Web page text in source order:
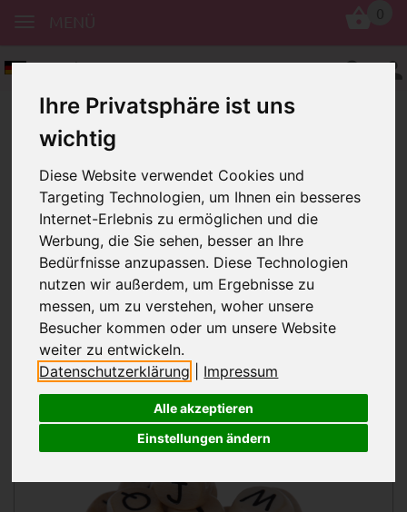
Ihre Privatsphäre ist uns
wichtig
Diese Website verwendet Cookies und
Targeting Technologien, um Ihnen ein besseres
Internet-Erlebnis zu ermöglichen und die
Werbung, die Sie sehen, besser an Ihre
Bedürfnisse anzupassen. Diese Technologien
nutzen wir außerdem, um Ergebnisse zu
messen, um zu verstehen, woher unsere
Besucher kommen oder um unsere Website
weiter zu entwickeln.
Datenschutzerklärung
Impressum
Alle akzeptieren
Einstellungen ändern
Deutsch
Buchstabenwürfel Holz
Natur
Geprägte Buchstabenwürfel, 10 mm
Bewertungen
GEPRÄGTE BUCHSTABENWÜRFEL, 10